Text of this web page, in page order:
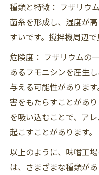
種類と特徴： フザリウ
菌糸を形成し、湿度が
すいです。撹拌機周辺で
危険度： フザリウムの
あるフモニシンを産生
与える可能性がありま
害をもたらすことがあ
を吸い込むことで、ア
起こすことがあります。
以上のように、味噌工
は、さまざまな種類があ